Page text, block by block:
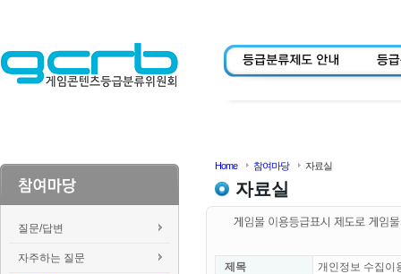
질문/답변
자주하는 질문
Home 참여마당 자료실
자료실
제목 개인정보 수집이